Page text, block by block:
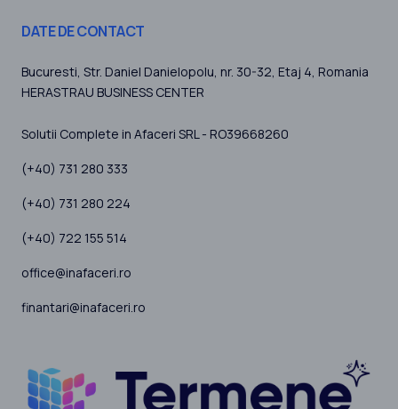
DATE DE CONTACT
Bucuresti, Str. Daniel Danielopolu, nr. 30-32, Etaj 4, Romania
HERASTRAU BUSINESS CENTER
Solutii Complete in Afaceri SRL - RO39668260
(+40) 731 280 333
(+40) 731 280 224
(+40) 722 155 514
office@inafaceri.ro
finantari@inafaceri.ro